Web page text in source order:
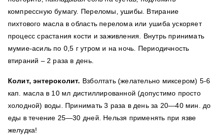
компрессную бумагу. Переломы, ушибы. Втирание
пихтового масла в область перелома или ушиба ускоряет
процесс срастания кости и заживления. Внутрь принимать
мумие-асиль по 0,5 г утром и на ночь. Периодичность
втираний – 2 раза в день.
Колит, энтероколит. Взболтать (желательно миксером) 5-6
кап. масла в 10 мл дистиллированной (допустимо просто
холодной) воды. Принимать 3 раза в день за 20—40 мин. до
еды в течение 25—30 дней. Нельзя применять при язве
желудка!